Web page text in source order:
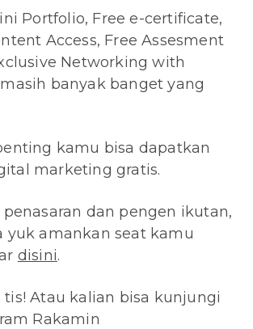
Portfolio, Free e-certificate,
Access, Free Assesment
Networking with
banyak banget yang
kamu bisa dapatkan
marketing gratis.
dan pengen ikutan,
yuk amankan seat kamu
disini.
tis! Atau kalian bisa kunjungi
Rakamin